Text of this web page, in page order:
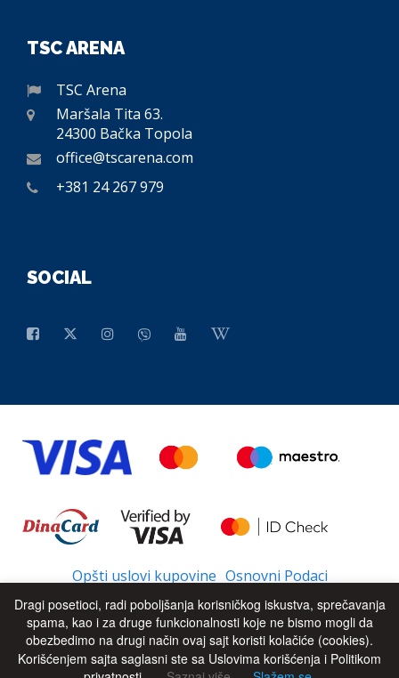
TSC ARENA
TSC Arena
Maršala Tita 63.
24300 Bačka Topola
office@tscarena.com
+381 24 267 979
SOCIAL
Opšti uslovi kupovine Osnovni Podaci
© 2026 - All Rights Reserved UP
Dragi posetioci, radi poboljšanja korisničkog iskustva, sprečavanja
spama, kao i za druge funkcionalnosti koje ne bismo mogli da
obezbedimo na drugi način ovaj sajt koristi kolačiće (cookies).
Korišćenjem sajta saglasni ste sa Uslovima korišćenja i Politikom